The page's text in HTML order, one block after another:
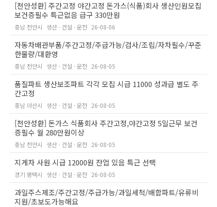
[천안성환] 주간고정 야간고정 돈가스(식품)회사 생산인원모집
보건증필수 특근없음 급구 330만원
충남 천안시 생산 · 건설 · 운전 26-08-06
자동차배관부품/주간고정/주급가능/검사/조립/자차필수/꾸준
한물량/대환영
충남 천안시 생산 · 건설 · 운전 26-08-05
품질파트 생산보조파트 각각 모집 시급 11000 성과급 별도 주
간고정
충남 아산시 생산 · 건설 · 운전 26-08-05
[천안성환] 돈가스 식품회사 주간고정,야간고정 5일근무 보건
증필수 월 280만원이상
충남 천안시 생산 · 건설 · 운전 26-08-05
지게차 사원 시급 12000원 잔업 있음 특근 선택
경기 평택시 생산 · 건설 · 운전 26-08-05
과일주스제조/주간고정/주급가능/과일세척/배합파트/유류비
지원/초보도가능해요